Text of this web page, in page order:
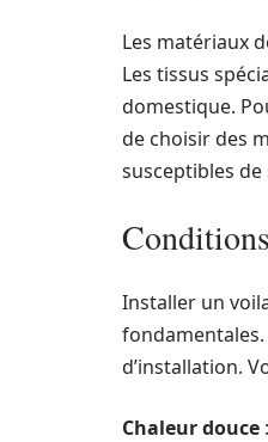
Les matériaux
Les tissus
domestique.
de choisir des
susceptibles de
Installer un
d’installation.
Chaleur douce